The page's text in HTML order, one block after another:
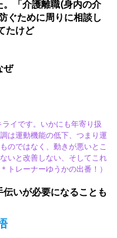
。「介護離職(身内の介
ぐために周りに相談し
たけど
ぜ
ライです。いかにも年寄り扱
は運動機能の低下、つまり運
のではなく、動きが悪いとこ
いと改善しない、そしてこれ
トレーナーゆうかの出番！）
いが必要になることも